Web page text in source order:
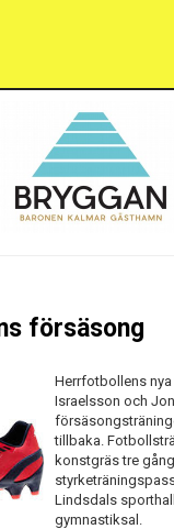
försäsong
Herrfotbollens
Israelsson och
tillbaka.
konstgräs tre
Lindsdals
gymnastiksal.